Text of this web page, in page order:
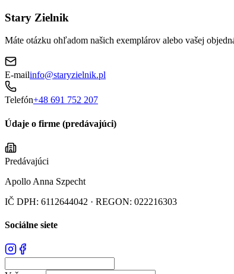
Stary Zielnik
Máte otázku ohľadom našich exemplárov alebo vašej
E-mailinfo@staryzielnik.pl
Telefón+48 691 752 207
Údaje o firme (predávajúci)
Predávajúci
Apollo Anna Szpecht
IČ DPH: 6112644042 · REGON: 022216303
Sociálne siete